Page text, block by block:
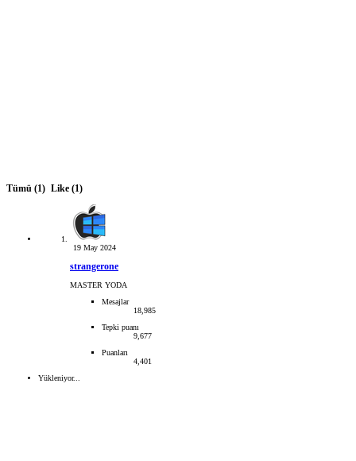
Tümü (1) Like (1)
19 May 2024
strangerone
MASTER YODA
Mesajlar
18,985
Tepki puanı
9,677
Puanları
4,401
Yükleniyor...